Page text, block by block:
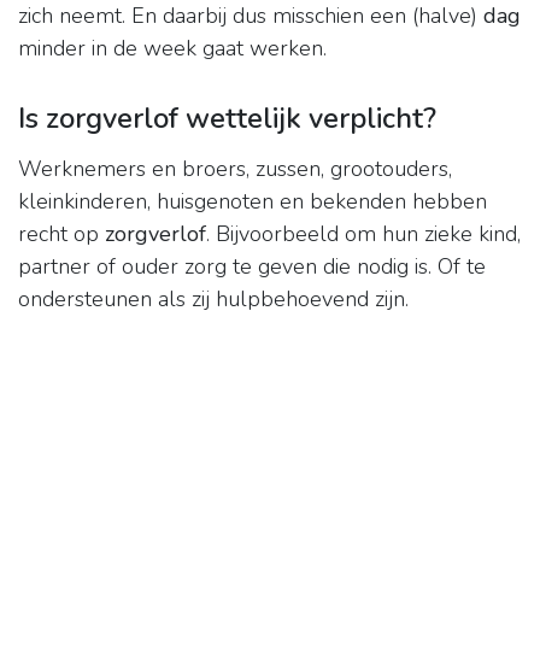
zich neemt. En daarbij dus misschien een (halve) dag
minder in de week gaat werken.
Is zorgverlof wettelijk verplicht?
Werknemers en broers, zussen, grootouders,
kleinkinderen, huisgenoten en bekenden hebben
recht op zorgverlof. Bijvoorbeeld om hun zieke kind,
partner of ouder zorg te geven die nodig is. Of te
ondersteunen als zij hulpbehoevend zijn.